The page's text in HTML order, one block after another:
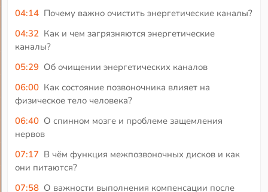
04:14 Почему важно очистить энергетические каналы?
04:32 Как и чем загрязняются энергетические
каналы?
05:29 Об очищении энергетических каналов
06:00 Как состояние позвоночника влияет на
физическое тело человека?
06:40 О спинном мозге и проблеме защемления
нервов
07:17 В чём функция межпозвоночных дисков и как
они питаются?
07:58 О важности выполнения компенсации после